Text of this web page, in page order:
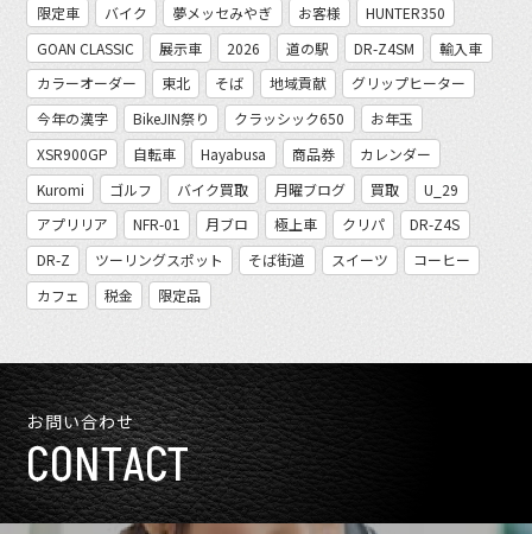
限定車 バイク 夢メッセみやぎ お客様
HUNTER350
GOAN CLASSIC
展示車 2026 道の駅 DR-Z4SM
輸入車
カラーオーダー
東北 そば 地域貢献
グリップヒーター
今年の漢字
BikeJIN祭り クラッシック650
お年玉
XSR900GP
自転車 Hayabusa 商品券
カレンダー
Kuromi
ゴルフ バイク買取 月曜ブログ 買取
U_29
アプリリア
NFR-01 月ブロ 極上車 クリパ
DR-Z4S
DR-Z
ツーリングスポット そば街道 スイーツ
コーヒー
カフェ
税金 限定品
お問い合わせ
CONTACT